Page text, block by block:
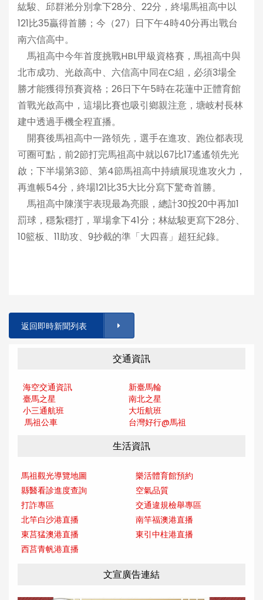
紘駿、邱群淞分別拿下28分、22分，終場馬祖高中以
121比35贏得首勝；今（27）日下午4時40分再出戰台
南六信高中。
馬祖高中今年首度挑戰HBL甲級資格賽，馬祖高中與
北市成功、光啟高中、六信高中同在C組，必須3場全
勝才能獲得預賽資格；26日下午5時在花蓮中正體育館
首戰光啟高中，這場比賽也吸引鄉親注意，塘岐村長林
建中透過手機全程直播。
開賽後馬祖高中一路領先，選手在進攻、跑位都表現
可圈可點，前2節打完馬祖高中就以67比17遙遙領先光
啟；下半場第3節、第4節馬祖高中持續展現進攻火力，
再進帳54分，終場121比35大比分寫下驚奇首勝。
馬祖高中陳漢宇表現最為亮眼，總計30投20中再加1
罰球，穩紮穩打，單場拿下41分；林紘駿更寫下28分、
10籃板、11助攻、9抄截的準「大四喜」超狂紀錄。
返回即時新聞列表
交通資訊
海空交通資訊
新臺馬輪
臺馬之星
南北之星
小三通航班
大坵航班
馬祖公車
台灣好行@馬祖
生活資訊
馬祖觀光導覽地圖
樂活體育館預約
縣醫看診進度查詢
空氣品質
打詐專區
交通違規檢舉專區
北竿白沙港直播
南竿福澳港直播
東莒猛澳港直播
東引中柱港直播
西莒青帆港直播
文宣廣告連結